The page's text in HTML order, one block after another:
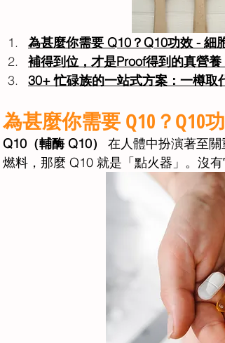
為甚麼你需要 Q10？Q10功效 - 細
補得到位，才是Proof得到的真營養
30+ 忙碌族的一站式方案：一樽取
為甚麼你需要 Q10？Q10
Q10（輔酶 Q10） 在人體中扮演著至
燃料，那麼 Q10 就是「點火器」。沒